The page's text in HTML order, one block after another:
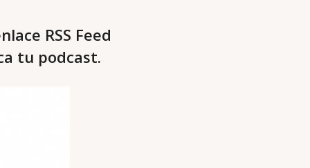
RSS Feed
tu podcast.